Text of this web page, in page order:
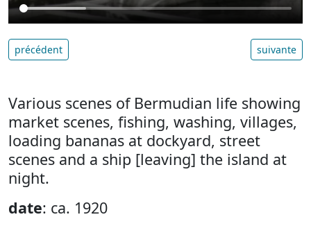
précédent suivante
Various scenes of Bermudian life showing
market scenes, fishing, washing, villages,
loading bananas at dockyard, street
scenes and a ship [leaving] the island at
night.
date: ca. 1920